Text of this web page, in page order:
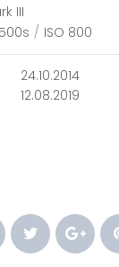
III
/ ISO 800
24.10.2014
12.08.2019